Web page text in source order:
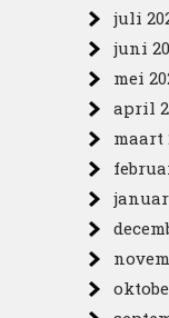
juli
juni
mei
april
maart